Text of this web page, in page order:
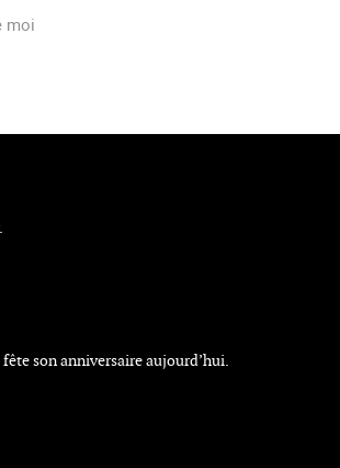
moi
son anniversaire aujourd’hui.